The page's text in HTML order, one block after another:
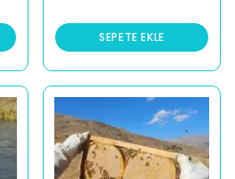
SEPETE EKLE